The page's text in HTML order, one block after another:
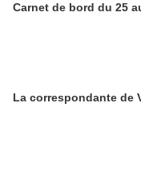
Carnet de bord du 25
La correspondante de